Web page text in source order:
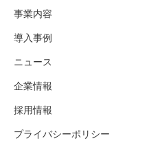
事業内容
導入事例
ニュース
企業情報
採用情報
プライバシーポリシー